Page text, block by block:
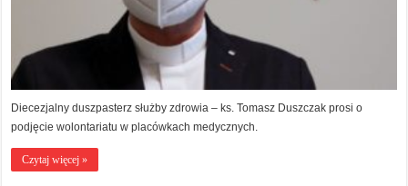
Diecezjalny duszpasterz służby zdrowia – ks. Tomasz Duszczak prosi o
podjęcie wolontariatu w placówkach medycznych.
Czytaj więcej »